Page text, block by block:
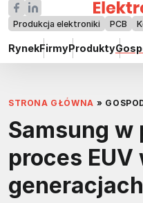
Produkcja elektroniki PCB
RynekFirmyProdukty
STRONA GŁÓWNA »
Samsung w
proces